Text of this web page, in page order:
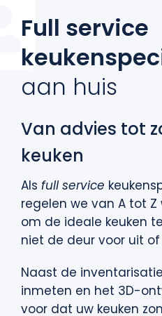
Full service
aan huis
Van advies tot
keuken
Als full service
regelen we van A tot
om de ideale keuken
niet de deur voor uit
Naast de
inmeten en het 3D-
voor dat uw keuken